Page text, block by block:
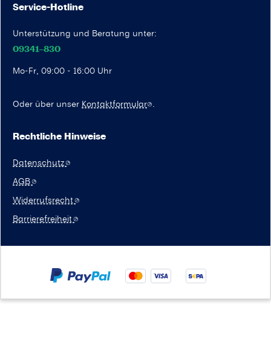
Service-Hotline
Unterstützung und Beratung unter:
09341–830
Mo-Fr, 09:00 - 16:00 Uhr
Oder über unser Kontaktformular .
Rechtliche Hinweise
Datenschutz
AGB
Widerrufsrecht
Barrierefreiheit